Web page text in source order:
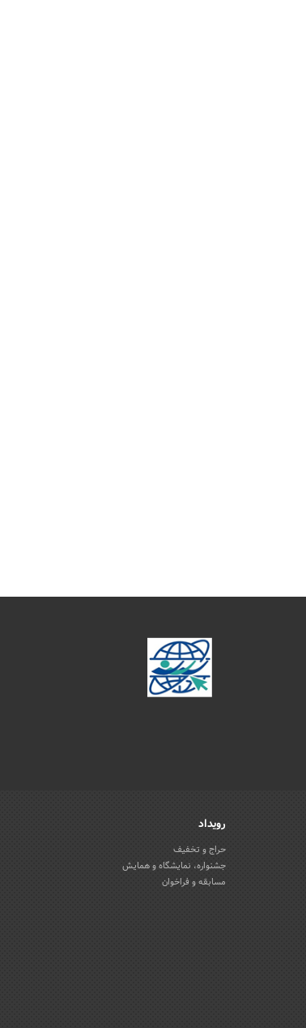
رویداد
حراج و تخفیف
جشنواره، نمایشگاه و همایش
مسابقه و فراخوان